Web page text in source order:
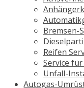
Bremsen-
Reifen
Service
Unfall-
Autogas-